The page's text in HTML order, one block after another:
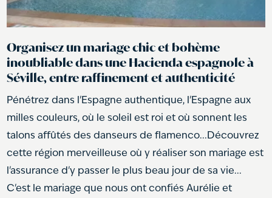
Organisez un mariage chic et bohème
inoubliable dans une Hacienda espagnole à
Séville, entre raffinement et authenticité
Pénétrez dans l'Espagne authentique, l'Espagne aux
milles couleurs, où le soleil est roi et où sonnent les
talons affûtés des danseurs de flamenco...Découvrez
cette région merveilleuse où y réaliser son mariage est
l'assurance d'y passer le plus beau jour de sa vie...
C'est le mariage que nous ont confiés Aurélie et